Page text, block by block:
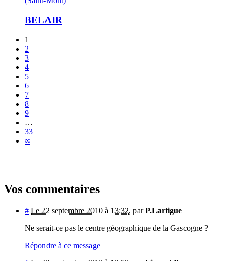
BELAIR
1
2
3
4
5
6
7
8
9
…
33
∞
Vos commentaires
# Le 22 septembre 2010 à 13:32, parP.Lartigue
Ne serait-ce pas le centre géographique de la Gascogne ?
Répondre à ce message